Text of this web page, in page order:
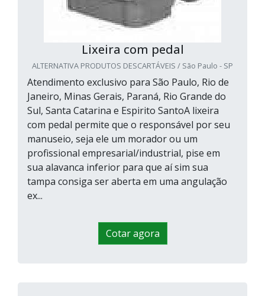
Lixeira com pedal
ALTERNATIVA PRODUTOS DESCARTÁVEIS / São Paulo - SP
Atendimento exclusivo para São Paulo, Rio de
Janeiro, Minas Gerais, Paraná, Rio Grande do
Sul, Santa Catarina e Espirito SantoA lixeira
com pedal permite que o responsável por seu
manuseio, seja ele um morador ou um
profissional empresarial/industrial, pise em
sua alavanca inferior para que aí sim sua
tampa consiga ser aberta em uma angulação
ex...
Cotar agora